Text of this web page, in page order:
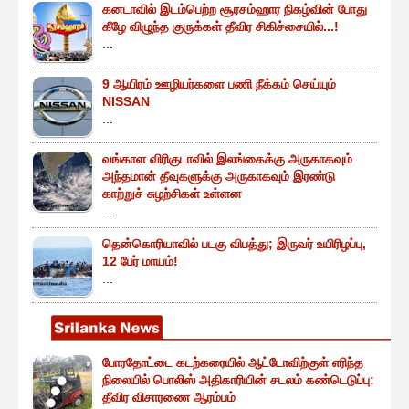
கனடாவில் இடம்பெற்ற சூரசம்ஹார நிகழ்வின் போது
கீழே விழுந்த குருக்கள் தீவிர சிகிச்சையில்...!
9 ஆயிரம் ஊழியர்களை பணி நீக்கம் செய்யும்
NISSAN
வங்காள விரிகுடாவில் இலங்கைக்கு அருகாகவும்
அந்தமான் தீவுகளுக்கு அருகாகவும் இரண்டு
காற்றுச் சுழற்சிகள் உள்ளன
தென்கொரியாவில் படகு விபத்து; இருவர் உயிரிழப்பு,
12 பேர் மாயம்!
போரதோட்டை கடற்கரையில் ஆட்டோவிற்குள் எரிந்த
நிலையில் பொலிஸ் அதிகாரியின் சடலம் கண்டெடுப்பு:
தீவிர விசாரணை ஆரம்பம்